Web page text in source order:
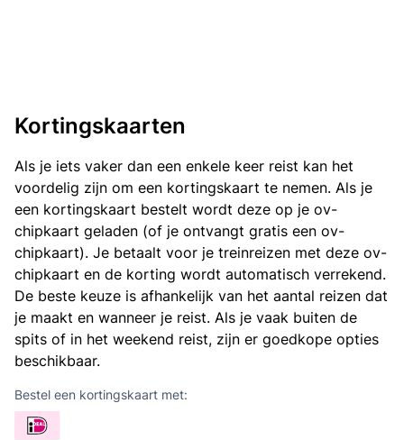
Kortingskaarten
Als je iets vaker dan een enkele keer reist kan het
voordelig zijn om een kortingskaart te nemen. Als je
een kortingskaart bestelt wordt deze op je ov-
chipkaart geladen (of je ontvangt gratis een ov-
chipkaart). Je betaalt voor je treinreizen met deze ov-
chipkaart en de korting wordt automatisch verrekend.
De beste keuze is afhankelijk van het aantal reizen dat
je maakt en wanneer je reist. Als je vaak buiten de
spits of in het weekend reist, zijn er goedkope opties
beschikbaar.
Bestel een kortingskaart met: